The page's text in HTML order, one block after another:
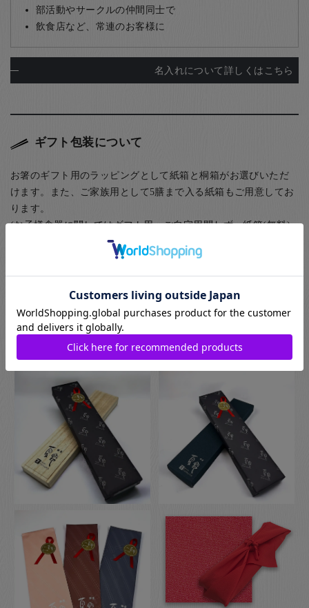
部活動やサークルの仲間同士で
飲食店など、常連のお客様に
名入れについて詳しくはこちら
ギフト包装について
お箸のギフト用のラッピングとして紙箱と桐箱がお選びいただ
けます。また、ご家族用として5膳まで入る紙箱もご用意してお
ります。
(お子様食器に関してはギフト用・ご自宅用問わず、紙箱(無料)
に入れてのお届けとなります(ギフト用はその上から包装紙にて
ラッピング)) お箸用の無料のラッピングは、箸袋に入れるタイ
プのものになります。
お箸用のギフトボックスをご注文いただいた方は、￥440-(税別)
でさらに風呂敷でのラッピングもご指定いただけます。日本の
伝統的な贈り物のスタイルで、お箸のプレゼントにぴったりな